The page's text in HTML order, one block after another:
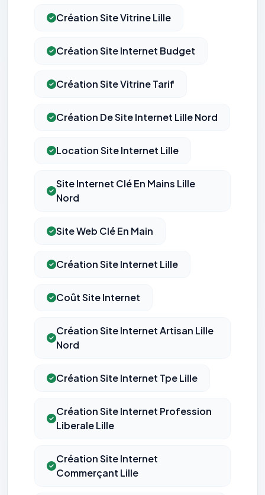
Création Site Vitrine Lille
Création Site Internet Budget
Création Site Vitrine Tarif
Création De Site Internet Lille Nord
Location Site Internet Lille
Site Internet Clé En Mains Lille
Nord
Site Web Clé En Main
Création Site Internet Lille
Coût Site Internet
Création Site Internet Artisan Lille
Nord
Création Site Internet Tpe Lille
Création Site Internet Profession
Liberale Lille
Création Site Internet
Commerçant Lille